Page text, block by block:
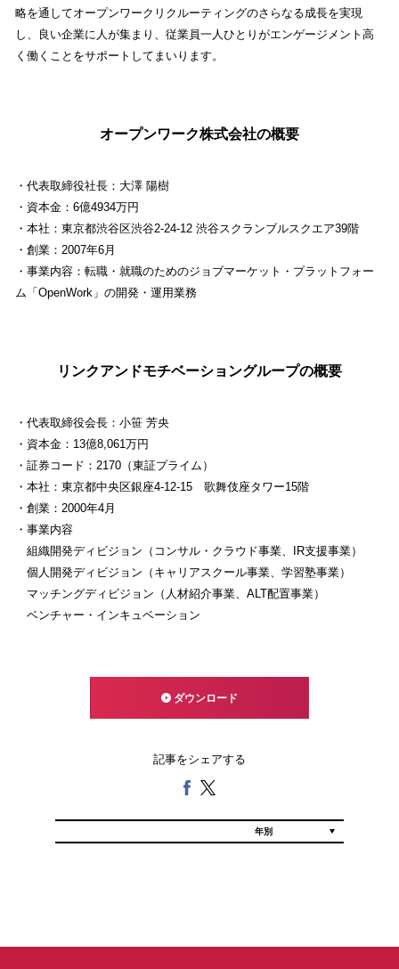
略を通してオープンワークリクルーティングのさらなる成長を実現
し、良い企業に人が集まり、従業員一人ひとりがエンゲージメント高
く働くことをサポートしてまいります。
オープンワーク株式会社の概要
・代表取締役社長：大澤 陽樹
・資本金：6億4934万円
・本社：東京都渋谷区渋谷2-24-12 渋谷スクランブルスクエア39階
・創業：2007年6月
・事業内容：転職・就職のためのジョブマーケット・プラットフォー
ム「OpenWork」の開発・運用業務
リンクアンドモチベーショングループの概要
・代表取締役会長：小笹 芳央
・資本金：13億8,061万円
・証券コード：2170（東証プライム）
・本社：東京都中央区銀座4-12-15 歌舞伎座タワー15階
・創業：2000年4月
・事業内容
組織開発ディビジョン（コンサル・クラウド事業、IR支援事業）
個人開発ディビジョン（キャリアスクール事業、学習塾事業）
マッチングディビジョン（人材紹介事業、ALT配置事業）
ベンチャー・インキュベーション
ダウンロード
記事をシェアする